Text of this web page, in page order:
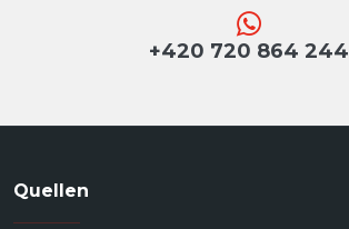
+420 720 864 244
Quellen